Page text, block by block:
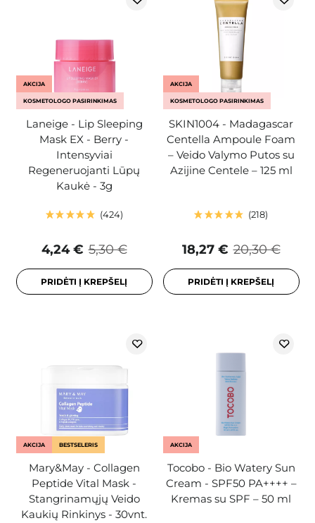
AKCIJA
KOSMETOLOGO PASIRINKIMAS
Laneige - Lip Sleeping
Mask EX - Berry -
Intensyviai
Regeneruojanti Lūpų
Kaukė - 3g
424
5,30 €
4,24 €
PRIDĖTI Į KREPŠELĮ
AKCIJA
KOSMETOLOGO PASIRINKIMAS
SKIN1004 - Madagascar
Centella Ampoule Foam
– Veido Valymo Putos su
Azijine Centele – 125 ml
218
20,30 €
18,27 €
PRIDĖTI Į KREPŠELĮ
AKCIJA BESTSELERIS
Mary&May - Collagen
Peptide Vital Mask -
Stangrinamųjų Veido
Kaukių Rinkinys - 30vnt.
AKCIJA
Tocobo - Bio Watery Sun
Cream - SPF50 PA++++ –
Kremas su SPF – 50 ml